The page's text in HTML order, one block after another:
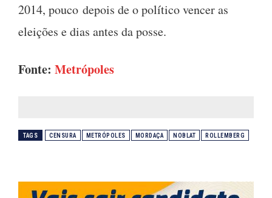
2014, pouco depois de o político vencer as
eleições e dias antes da posse.
Fonte: Metrópoles
TAGS CENSURA METRÓPOLES MORDAÇA NOBLAT ROLLEMBERG